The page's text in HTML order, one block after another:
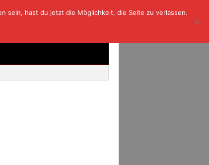
sein, hast du jetzt die Möglichkeit, die Seite zu verlassen.